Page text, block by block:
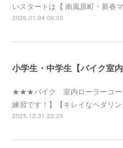
いスタートは【 南風原町・新春
2026.01.04 09:00
小学生・中学生【バイク室
★★★バイク 室内ローラーコー
練習です！】【キレイなペダリ
2025.12.31 22:25